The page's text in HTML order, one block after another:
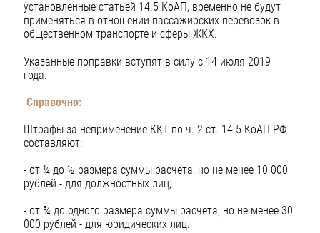
установленные статьей 14.5 КоАП, временно не будут
применяться в отношении пассажирских перевозок в
общественном транспорте и сферы ЖКХ.
Указанные поправки вступят в силу с 14 июля 2019
года.
Справочно:
Штрафы за неприменение ККТ по ч. 2 ст. 14.5 КоАП РФ
составляют:
- от ¼ до ½ размера суммы расчета, но не менее 10 000
рублей - для должностных лиц;
- от ¾ до одного размера суммы расчета, но не менее 30
000 рублей - для юридических лиц.